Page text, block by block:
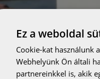
Ez a weboldal
Cookie-kat használunk
Webhelyünk Ön általi
partnereinkkel is, akik